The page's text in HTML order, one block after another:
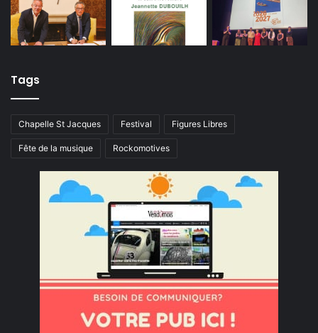
Tags
Chapelle St Jacques Festival Figures Libres
Fête de la musique Rockomotives